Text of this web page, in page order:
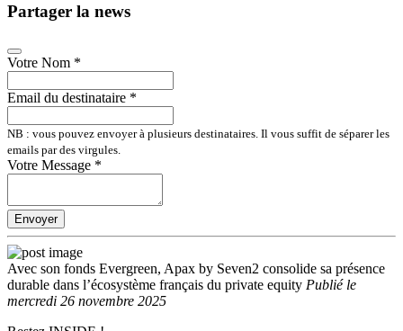
Partager la news
Votre Nom *
Email du destinataire *
NB : vous pouvez envoyer à plusieurs destinataires. Il vous suffit de séparer les
emails par des virgules.
Votre Message *
Envoyer
Avec son fonds Evergreen, Apax by Seven2 consolide sa présence
durable dans l’écosystème français du private equity Publiéle
mercredi 26 novembre 2025